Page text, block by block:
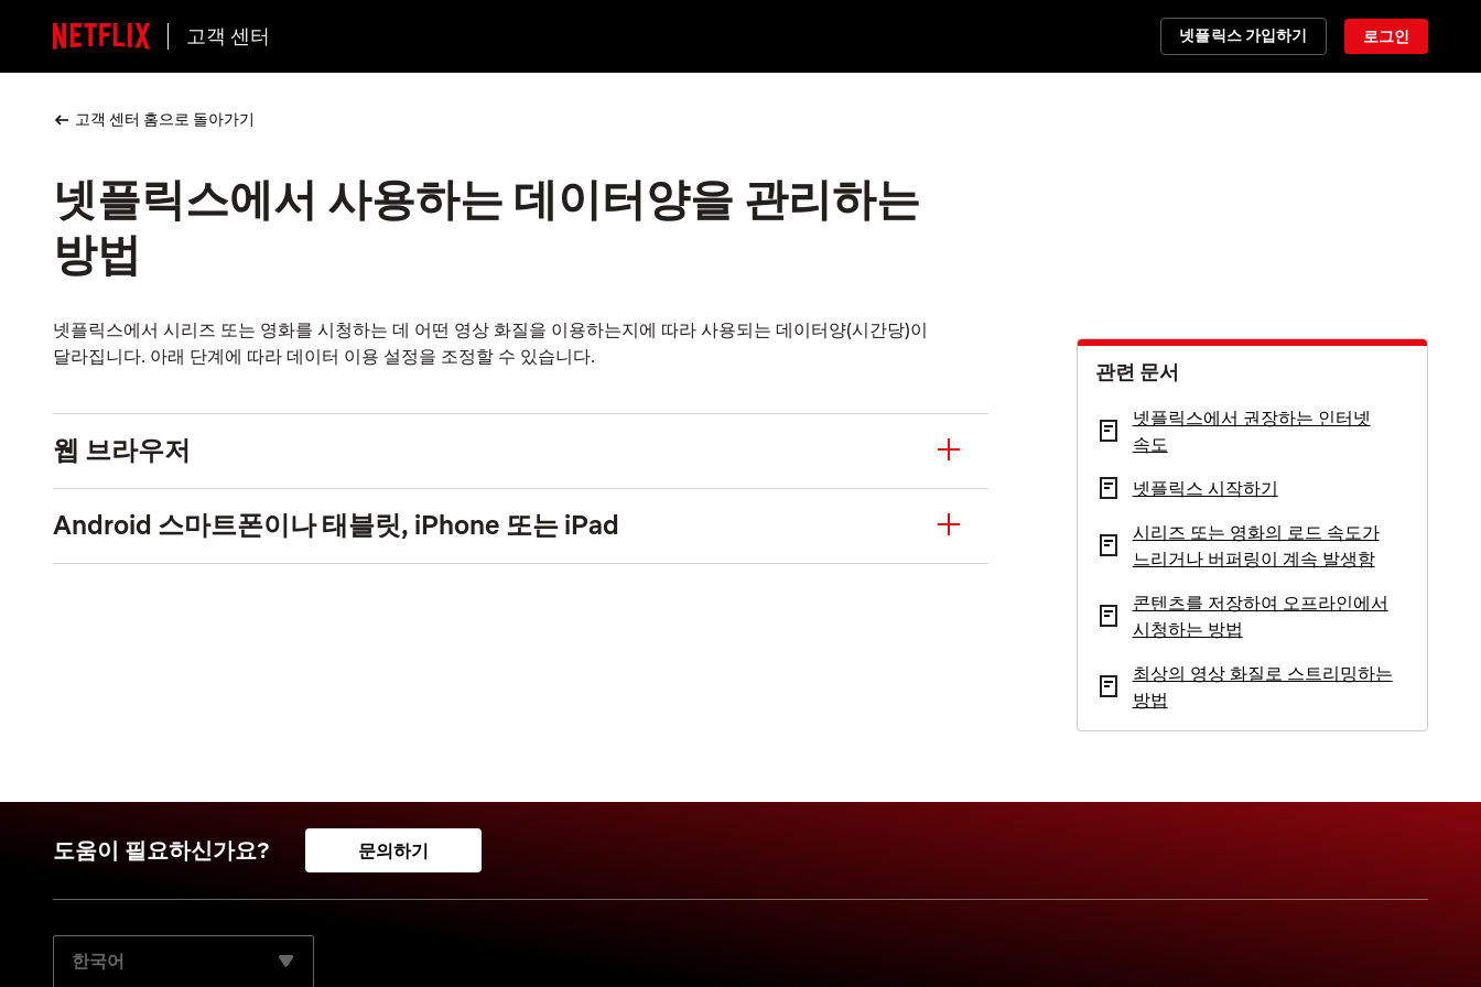
고객 센터 넷플릭스 가입하기 로그인
고객 센터 홈으로 돌아가기
넷플릭스에서 사용하는 데이터양을 관리하는
방법
넷플릭스에서 시리즈 또는 영화를 시청하는 데 어떤 영상 화질을 이용하는지에 따라 사용되는 데이터양(시간당)이
달라집니다. 아래 단계에 따라 데이터 이용 설정을 조정할 수 있습니다.
웹 브라우저
Android 스마트폰이나 태블릿, iPhone 또는 iPad
관련 문서
넷플릭스에서 권장하는 인터넷
속도
넷플릭스 시작하기
시리즈 또는 영화의 로드 속도가
느리거나 버퍼링이 계속 발생함
콘텐츠를 저장하여 오프라인에서
시청하는 방법
최상의 영상 화질로 스트리밍하는
방법
도움이 필요하신가요? 문의하기
기본 언어 선택: